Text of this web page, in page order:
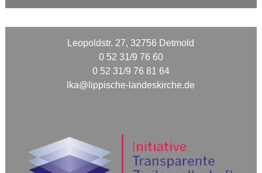
Leopoldstr. 27, 32756 Detmold
0 52 31/9 76 60
0 52 31/9 76 81 64
lka@lippische-landeskirche.de